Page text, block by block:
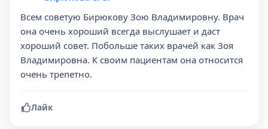
Всем советую Бирюкову Зою Владимировну. Врач
она очень хороший всегда выслушает и даст
хороший совет. Побольше таких врачей как Зоя
Владимировна. К своим пациентам она относится
очень трепетно.
Лайк